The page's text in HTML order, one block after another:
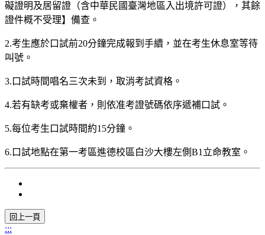
礙證明及居留證（含中華民國臺灣地區入出境許可證），其餘
證件概不受理】備查。
2.考生應於口試前20分鐘完成報到手續，並在考生休息室等待
叫號。
3.口試時間唱名三次未到，取消考試資格。
4.若有缺考或棄權者，則依准考證號碼依序遞補口試。
5.每位考生口試時間約15分鐘。
6.口試地點在第一考區進德校區白沙大樓左側B1立命教室。
:::